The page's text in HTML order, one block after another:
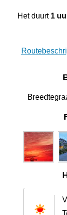
Het duurt 1